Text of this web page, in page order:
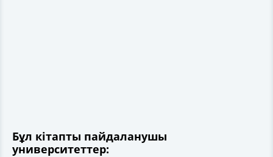
Бұл кітапты пайдаланушы
университеттер: